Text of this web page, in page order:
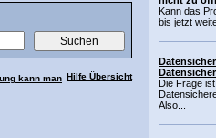
Hilfe Übersicht
kann man
Kann das
bis jetzt
Die Frage
Also...